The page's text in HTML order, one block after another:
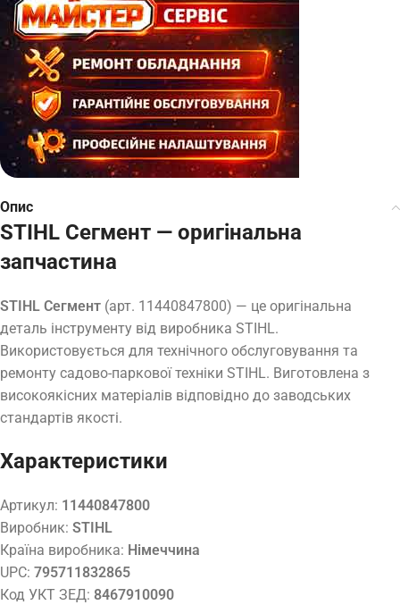
Опис
STIHL Сегмент — оригінальна
запчастина
STIHL Сегмент (арт. 11440847800) — це оригінальна
деталь інструменту від виробника STIHL.
Використовується для технічного обслуговування та
ремонту садово-паркової техніки STIHL. Виготовлена з
високоякісних матеріалів відповідно до заводських
стандартів якості.
Характеристики
Артикул: 11440847800
Виробник: STIHL
Країна виробника: Німеччина
UPC: 795711832865
Код УКТ ЗЕД: 8467910090